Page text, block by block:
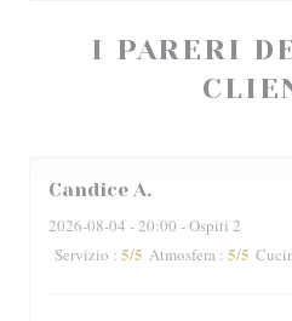
I PARERI
Candice A
2026-08-04 - 20:00 - Ospiti 2
Servizio : 5/5 Atmosfera : 5/5